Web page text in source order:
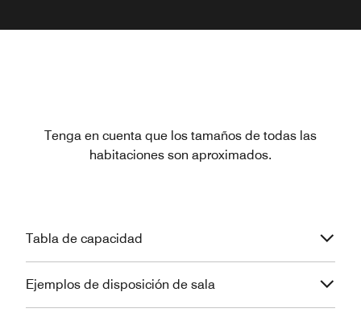
Tenga en cuenta que los tamaños de todas las
habitaciones son aproximados.
Tabla de capacidad
Ejemplos de disposición de sala